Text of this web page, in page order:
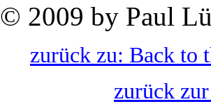
© 2009 by Paul
zurück zu: Back to
zurück